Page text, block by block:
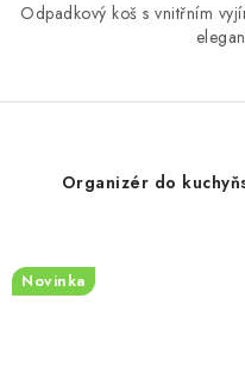
Odpadkový koš s vnitřním
Organizér do
Novinka